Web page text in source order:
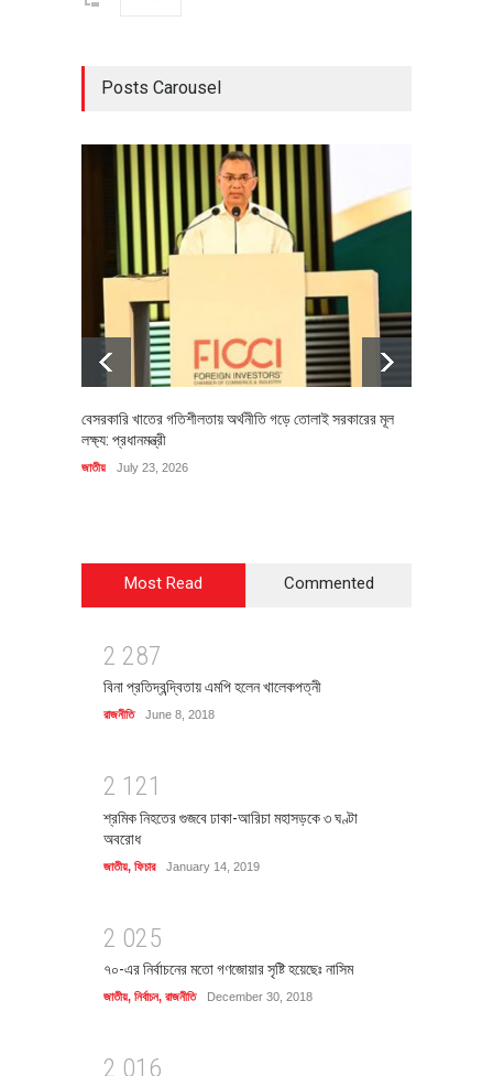
Posts Carousel
বেসরকারি খাতের গতিশীলতায় অর্থনীতি গড়ে তোলাই সরকারের মূল
লক্ষ্য: প্রধানমন্ত্রী
জাতীয় July 23, 2026
Most Read Commented
2 287
বিনা প্রতিদ্বন্দ্বিতায় এমপি হলেন খালেকপত্নী
রাজনীতি June 8, 2018
2 1 21
শ্রমিক নিহতের গুজবে ঢাকা-আরিচা মহাসড়কে ৩ ঘণ্টা
অবরোধ
জাতীয়, ফিচার January 14, 2019
2 025
৭০-এর নির্বাচনের মতো গণজোয়ার সৃষ্টি হয়েছেঃ নাসিম
জাতীয়, নির্বাচন, রাজনীতি December 30, 2018
2 01 6